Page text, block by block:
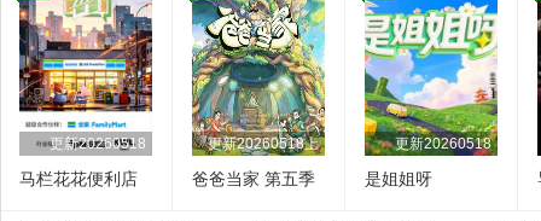
更新20260518
马栏花花便利店
更新20260518上
爸爸当家 第五季
更新20260518
是姐姐呀